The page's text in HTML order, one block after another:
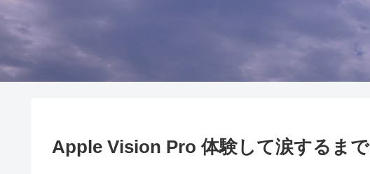
Apple Vision Pro 体験して涙するまで